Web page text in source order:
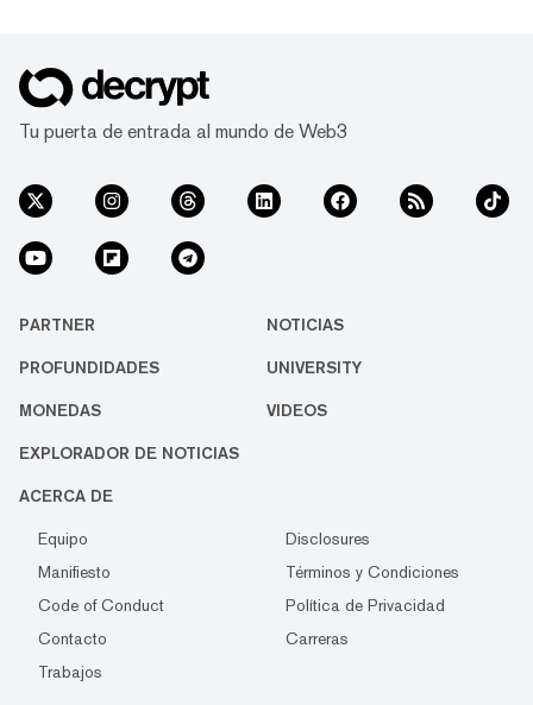
Tu puerta de entrada al mundo de Web3
PARTNER NOTICIAS
PROFUNDIDADES UNIVERSITY
MONEDAS VIDEOS
EXPLORADOR DE NOTICIAS
ACERCA DE
Equipo
Disclosures
Manifiesto
Términos y Condiciones
Code of Conduct
Política de Privacidad
Contacto
Carreras
Trabajos